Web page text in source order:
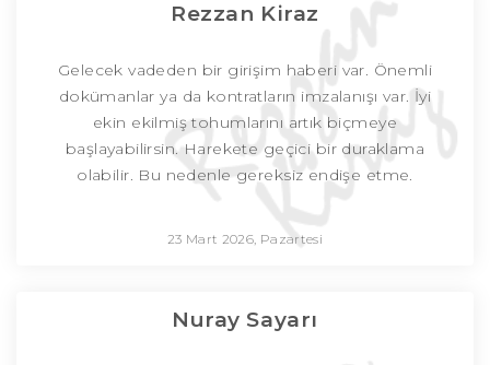
Rezzan Kiraz
Gelecek vadeden bir girişim haberi var. Önemli
dokümanlar ya da kontratların imzalanışı var. İyi
ekin ekilmiş tohumlarını artık biçmeye
başlayabilirsin. Harekete geçici bir duraklama
olabilir. Bu nedenle gereksiz endişe etme.
23 Mart 2026, Pazartesi
Nuray Sayarı